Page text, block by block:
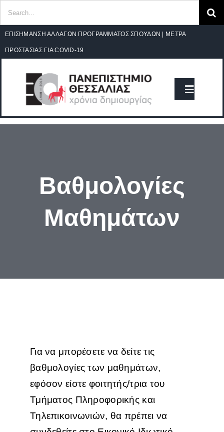
for:
Skip
to
ΕΠΙΣΗΜΑΝΣΗ ΑΛΛΑΓΩΝ ΠΡΟΓΡΑΜΜΑΤΟΣ ΣΠΟΥΔΩΝ ΜΕΤΡΑ
ΠΡΟΣΤΑΣΙΑΣ ΓΙΑ COVID-19
Toggle
ΑΝΑΚΟΙΝΩΣΕΙΣ
Βαθμολογίες
Μαθημάτων
Για να μπορέσετε να δείτε τις
βαθμολογίες των μαθημάτων,
εφόσον είστε φοιτητής/τρια του
Τμήματος Πληροφορικής και
Τηλεπικοινωνιών, θα πρέπει να